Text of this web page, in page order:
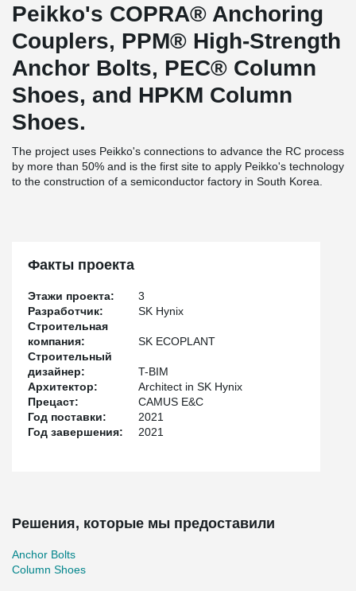
Peikko's COPRA® Anchoring
Couplers, PPM® High-Strength
Anchor Bolts, PEC® Column
Shoes, and HPKM Column
Shoes.
The project uses Peikko's connections to advance the RC process
by more than 50% and is the first site to apply Peikko's technology
to the construction of a semiconductor factory in South Korea.
Факты проекта
Этажи проекта:
3
Разработчик:
SK Hynix
Строительная
компания:
SK ECOPLANT
Строительный
дизайнер:
T-BIM
Архитектор:
Architect in SK Hynix
Прецаст:
CAMUS E&C
Год поставки:
2021
Год завершения:
2021
Решения, которые мы предоставили
Anchor Bolts
Column Shoes